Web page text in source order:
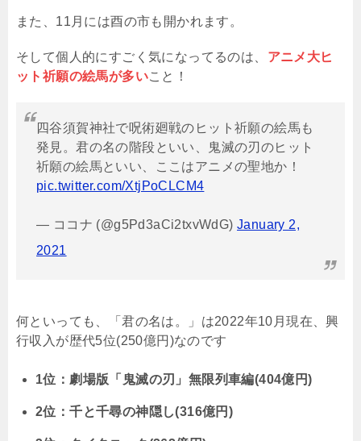
また、11月には酉の市も開かれます。
そして個人的にすごく気になってるのは、 アニメ大ヒ
ット祈願の絵馬が多いこと！
四谷須賀神社で呪術廻戦のヒット祈願の絵馬も
発見。君の名の階段といい、鬼滅の刃のヒット
祈願の絵馬といい、ここはアニメの聖地か！
pic.twitter.com/XtjPoCLCM4
— ココナ (@g5Pd3aCi2txvWdG) January 2,
2021
何といっても、「君の名は。」は2022年10月現在、興
行収入が歴代5位(250億円)なのです
1位：劇場版「鬼滅の刃」無限列車編(404億円)
2位：千と千尋の神隠し(316億円)